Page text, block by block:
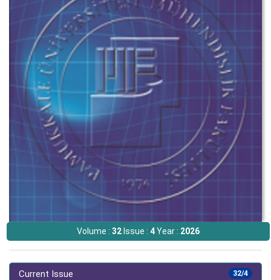
Volume : 32Issue : 4Year : 2026
32/4
Current Issue